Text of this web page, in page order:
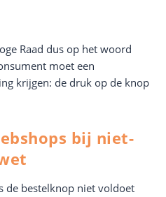
Raad dus op het woord
moet een
krijgen: de druk op de knop
bij niet-
de bestelknop niet voldoet